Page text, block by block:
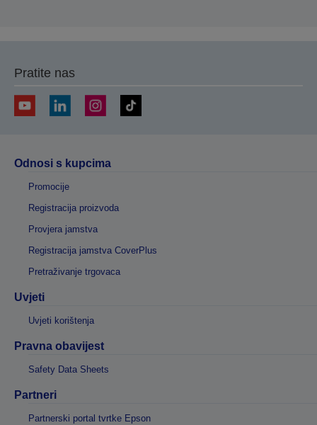
Pratite nas
Odnosi s kupcima
Promocije
Registracija proizvoda
Provjera jamstva
Registracija jamstva CoverPlus
Pretraživanje trgovaca
Uvjeti
Uvjeti korištenja
Pravna obavijest
Safety Data Sheets
Partneri
Partnerski portal tvrtke Epson